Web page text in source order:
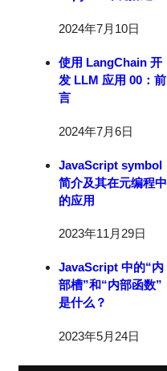
2024年7月10日
使用 LangChain 开
发 LLM 应用 00：前
言
2024年7月6日
JavaScript symbol
简介及其在元编程中
的应用
2023年11月29日
JavaScript 中的“内
部槽”和“内部函数”
是什么？
2023年5月24日